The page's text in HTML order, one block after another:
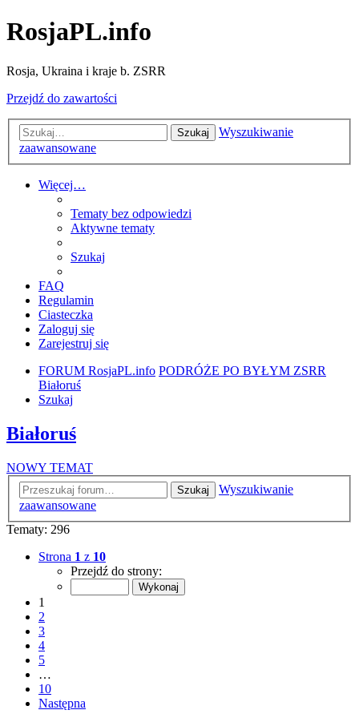
RosjaPL.info
Rosja, Ukraina i kraje b. ZSRR
Przejdź do zawartości
Szukaj
Wyszukiwanie
zaawansowane
Więcej…
Tematy bez odpowiedzi
Aktywne tematy
Szukaj
FAQ
Regulamin
Ciasteczka
Zaloguj się
Zarejestruj się
FORUM RosjaPL.info PODRÓŻE PO BYŁYM ZSRR
Białoruś
Szukaj
Białoruś
NOWY TEMAT
Szukaj
Wyszukiwanie
zaawansowane
Tematy: 296
Strona 1 z 10
Przejdź do strony:
1
2
3
4
5
…
10
Następna